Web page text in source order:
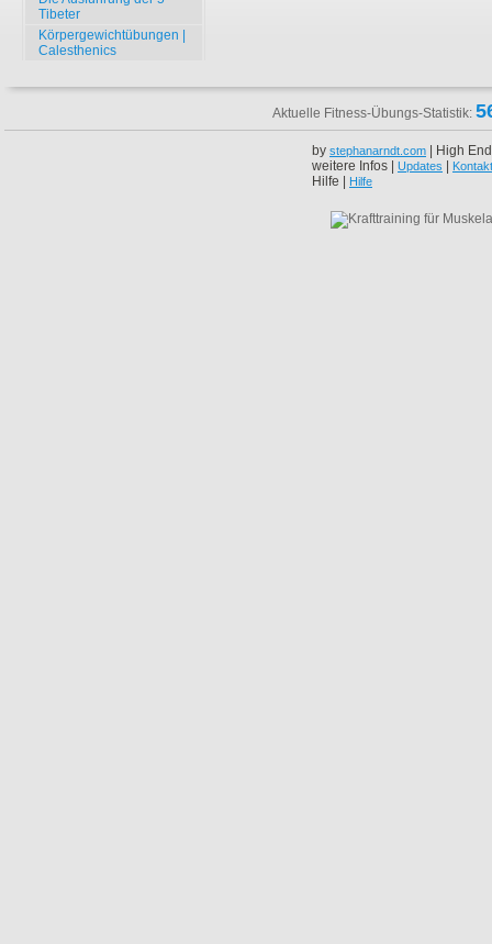
Tibeter
Körpergewichtübungen |
Calesthenics
Aktuelle Fitness-Übungs-Statistik:
by stephanarndt.com | High
weitere Infos | Updates Kontakt
Hilfe | Hilfe